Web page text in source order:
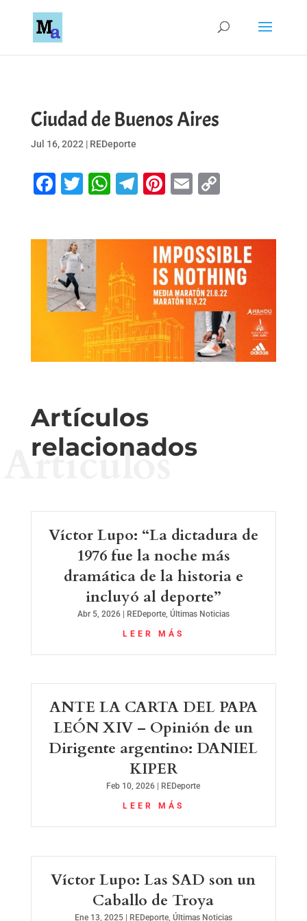
Ciudad de Buenos Aires
Jul 16, 2022 | REDeporte
Facebook
Twitter
WhatsApp
Telegram
Pinterest
EmailCopy
Artículos
relacionados
Artículos
Víctor Lupo: “La dictadura de
1976 fue la noche más
dramática de la historia e
incluyó al deporte”
Abr 5, 2026| REDeporte, Últimas Noticias
LEER MÁS
ANTE LA CARTA DEL PAPA
LEÓN XIV – Opinión de un
Dirigente argentino: DANIEL
KIPER
Feb 10, 2026 REDeporte
LEER MÁS
Víctor Lupo: Las SAD son un
Caballo de Troya
Ene 13, 2025| REDeporte, Últimas Noticias